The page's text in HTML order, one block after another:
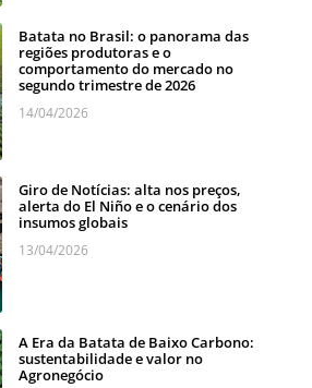
Batata no Brasil: o panorama das
regiões produtoras e o
comportamento do mercado no
segundo trimestre de 2026
14/04/2026
Giro de Notícias: alta nos preços,
alerta do El Niño e o cenário dos
insumos globais
13/04/2026
A Era da Batata de Baixo Carbono:
sustentabilidade e valor no
Agronegócio